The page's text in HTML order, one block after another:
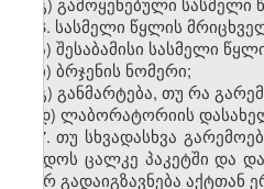
6. სასმელი წყლის
ა) შესაბამისი სასმელი
ბ) ბრჯენის ნომერი;
გ) განმარტება, თუ რა
დ) ლაბორატორიის
7. თუ სხვადასხვა
ჩაიდოს ცალკე პაკეტში და
მიერ გადაიგზავნება